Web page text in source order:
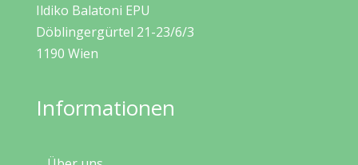
Ildiko Balatoni EPU
Döblingergürtel 21-23/6/3
1190 Wien
Informationen